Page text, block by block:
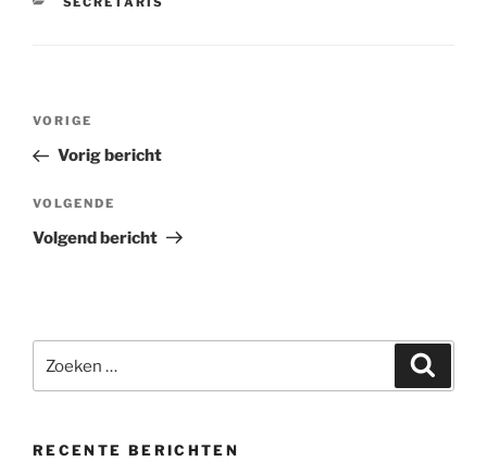
Bericht
Vorig
bericht
VORIGE
Vorig bericht
Volgend
bericht
VOLGENDE
Volgend bericht
naar:
RECENTE BERICHTEN